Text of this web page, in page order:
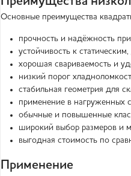
Основные преимущества
прочность и надёжность
устойчивость к
хорошая свариваемость и
низкий порог
стабильная геометрия для
применение в нагруженных
обычные и повышенные
широкий выбор размеров и
выгодная стоимость по
Применение